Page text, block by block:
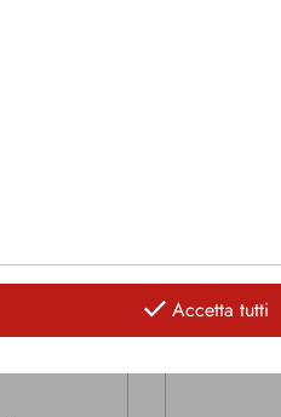
Accetta tutti
MAK0017